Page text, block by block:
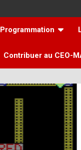
Programmation
Contribuer au CEO-